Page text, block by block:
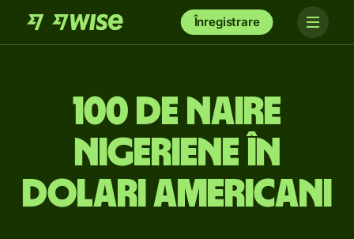
Înregistrare
100 de naire
nigeriene în
dolari americani